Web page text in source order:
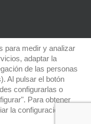
para medir y analizar
adaptar la
de las personas
Al pulsar el botón
configurarlas o
Para obtener
la configuración, visita